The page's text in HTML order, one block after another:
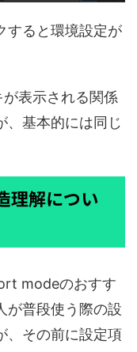
すると環境設定が
表示される関係
、基本的には同じ
理解につい
modeのおすす
が普段使う際の設
、その前に設定項